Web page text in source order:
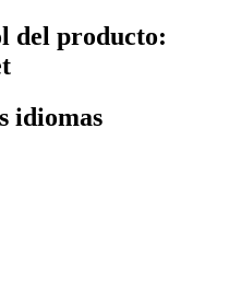
del producto:
idiomas